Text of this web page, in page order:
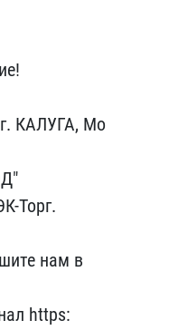
КАЛУГА, Мо​
Торг.
нам в​
https:​